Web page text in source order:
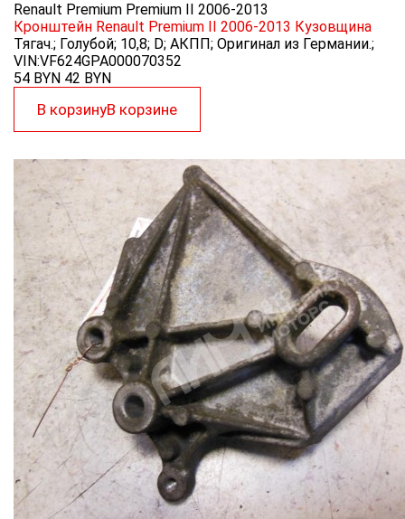
Renault Premium Premium II 2006-2013
Кронштейн Renault Premium II 2006-2013 Кузовщина
Тягач.; Голубой; 10,8; D; АКПП; Оригинал из Германии.;
VIN:VF624GPA000070352
54 BYN 42 BYN
В корзинуВ корзине